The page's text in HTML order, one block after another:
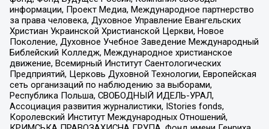
информации, Проект Медиа, Международное партнерство
за права человека, Духовное Управление Евангельских
Христиан Украинской Христианской Церкви, Новое
Поколение, Духовное Учебное Заведение Международный
Библейский Колледж, Международное христианское
движение, Всемирный Институт Саентологических
Предприятий, Церковь Духовной Технологии, Европейская
сеть организаций по наблюдению за выборами,
Республика Польша, СВОБОДНЫЙ ИДЕЛЬ-УРАЛ,
Ассоциация развития журналистики, IStories fonds,
Королевский Институт Международных Отношений,